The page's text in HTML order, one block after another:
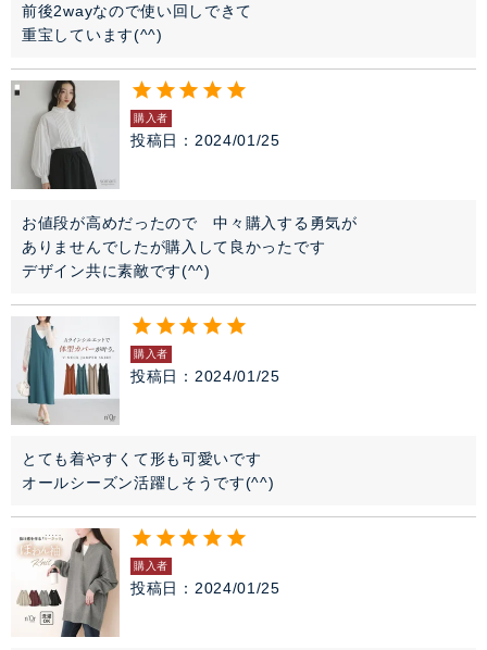
前後2wayなので使い回しできて
重宝しています(^^)
購入者
投稿日 2024/01/25
お値段が高めだったので　中々購入する勇気が
ありませんでしたが購入して良かったです
デザイン共に素敵です(^^)
購入者
投稿日 2024/01/25
とても着やすくて形も可愛いです
オールシーズン活躍しそうです(^^)
購入者
投稿日 2024/01/25